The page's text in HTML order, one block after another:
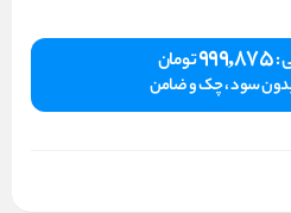
:
999,875تومان
سود ، چک و ضامن